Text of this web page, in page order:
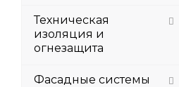
Техническая
изоляция и
огнезащита
Фасадные системы